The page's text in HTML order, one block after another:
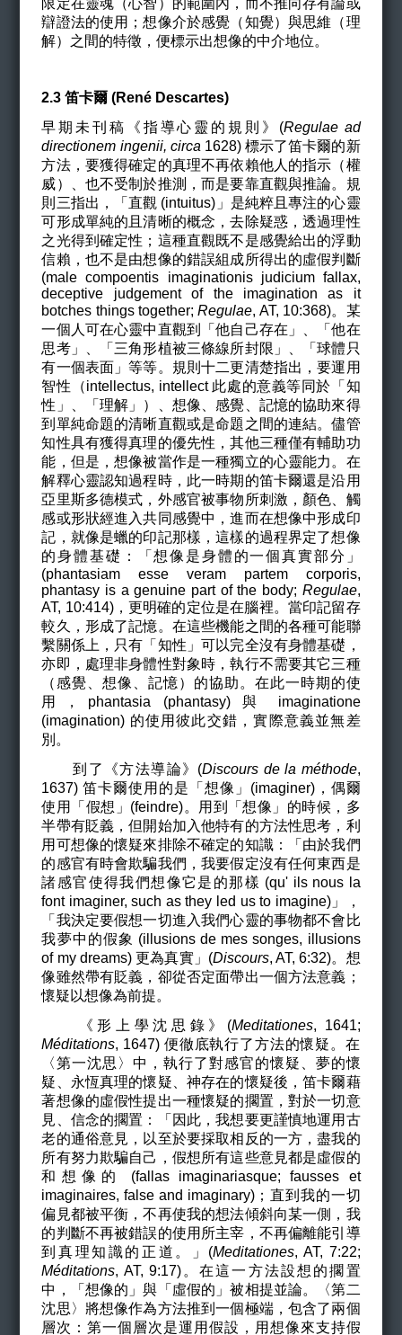
辯證法的使用；想像介於感覺（知覺）與思維（理
解）之間的特徵，便標示出想像的中介地位。
2.3笛卡爾 (René Descartes)
早期未刊稿《指導心靈的規則》(Regulae ad
directionem ingenii, circa 1628) 標示了笛卡爾的新
方法，要獲得確定的真理不再依賴他人的指示（權
威）、也不受制於推測，而是要靠直觀與推論。規
則三指出，「直觀 (intuitus)」是純粹且專注的心靈
可形成單純的且清晰的概念，去除疑惑，透過理性
之光得到確定性；這種直觀既不是感覺給出的浮動
信賴，也不是由想像的錯誤組成所得出的虛假判斷
(male compoentis imaginationis judicium fallax,
deceptive judgement of the imagination as it
botches things together;Regulae, AT, 10:368)。某
一個人可在心靈中直觀到「他自己存在」、「他在
思考」、「三角形植被三條線所封限」、「球體只
有一個表面」等等。規則十二更清楚指出，要運用
智性（intellectus, intellect 此處的意義等同於「知
性」、「理解」）、想像、感覺、記憶的協助來得
到單純命題的清晰直觀或是命題之間的連結。儘管
知性具有獲得真理的優先性，其他三種僅有輔助功
能，但是，想像被當作是一種獨立的心靈能力。在
解釋心靈認知過程時，此一時期的笛卡爾還是沿用
亞里斯多德模式，外感官被事物所刺激，顏色、觸
感或形狀經進入共同感覺中，進而在想像中形成印
記，就像是蠟的印記那樣，這樣的過程界定了想像
的身體基礎：「想像是身體的一個真實部分」
(phantasiam esse veram partem corporis,
phantasy is a genuine part of the body; Regulae,
AT, 10:414)，更明確的定位是在腦裡。當印記留存
較久，形成了記憶。在這些機能之間的各種可能聯
繫關係上，只有「知性」可以完全沒有身體基礎，
亦即，處理非身體性對象時，執行不需要其它三種
（感覺、想像、記憶）的協助。在此一時期的使
用，phantasia (phantasy) 與 imaginatione
(imagination) 的使用彼此交錯，實際意義並無差
別。
到了《方法導論》(Discours de la méthode,
1637) 笛卡爾使用的是「想像」(imaginer)，偶爾
使用「假想」(feindre)。用到「想像」的時候，多
半帶有貶義，但開始加入他特有的方法性思考，利
用可想像的懷疑來排除不確定的知識：「由於我們
的感官有時會欺騙我們，我要假定沒有任何東西是
諸感官使得我們想像它是的那樣 (qu' ils nous la
font imaginer,such as they led us to imagine)」，
「我決定要假想一切進入我們心靈的事物都不會比
我夢中的假象 (illusions de mes songes, illusions
of my dreams) 更為真實」(Discours, AT, 6:32)。想
像雖然帶有貶義，卻從否定面帶出一個方法意義；
懷疑以想像為前提。
《形上學沈思錄》(Meditationes, 1641;
Méditations, 1647) 便徹底執行了方法的懷疑。在
〈第一沈思〉中 ，執行了對感官的懷疑、夢的懷
疑、永恆真理的懷疑、神存在的懷疑後，笛卡爾藉
著想像的虛假性提出一種懷疑的擱置，對於一切意
見、信念的擱置：「因此，我想要更謹慎地運用古
老的通俗意見，以至於要採取相反的一方，盡我的
所有努力欺騙自己，假想所有這些意見都是虛假的
和想像的 (fallas imaginariasque; fausses et
imaginaires, false and imaginary)；直到我的一切
偏見都被平衡，不再使我的想法傾斜向某一側，我
的判斷不再被錯誤的使用所主宰，不再偏離能引導
到真理知識的正道。」(Meditationes, AT, 7:22;
Méditations, AT, 9:17)。在這一方法設想的擱置
中，「想像的」與「虛假的」被相提並論。
〈第二
沈思〉將想像作為方法推到一個極端，包含了兩個
層次：第一個層次是運用假設，用想像來支持假